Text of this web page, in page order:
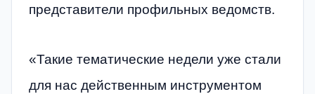
представители профильных ведомств.
«Такие тематические недели уже стали
для нас действенным инструментом